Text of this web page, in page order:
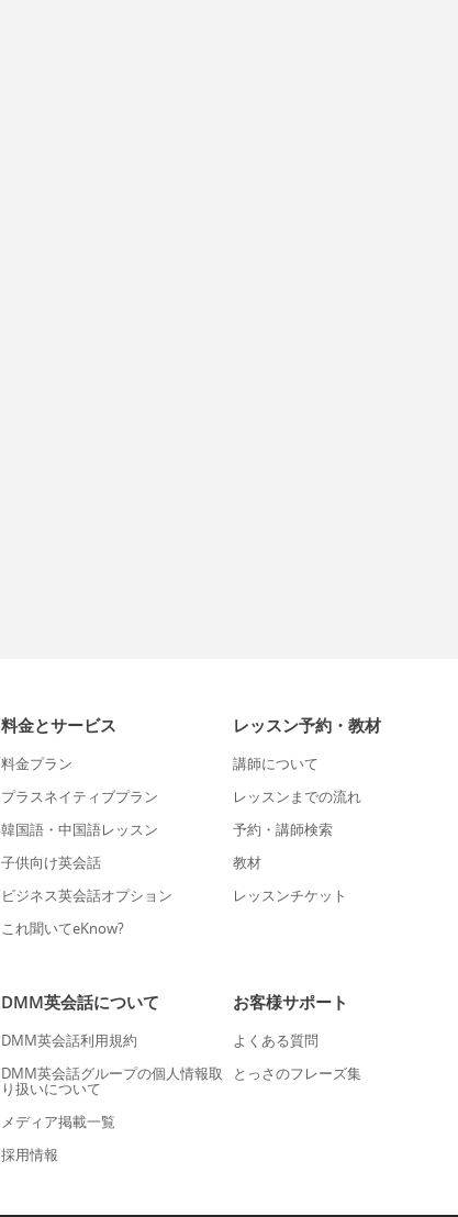
料金とサービス
料金プラン
プラスネイティブプラン
韓国語・中国語レッスン
子供向け英会話
ビジネス英会話オプション
これ聞いてeKnow?
レッスン予約・教材
講師について
レッスンまでの流れ
予約・講師検索
教材
レッスンチケット
DMM英会話について
DMM英会話利用規約
DMM英会話グループの個人情報取
り扱いについて
メディア掲載一覧
採用情報
お客様サポート
よくある質問
とっさのフレーズ集